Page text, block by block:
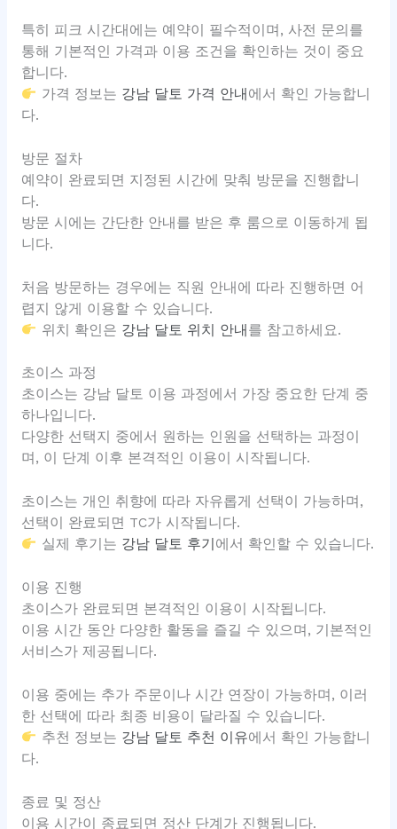
특히 피크 시간대에는 예약이 필수적이며, 사전 문의를
통해 기본적인 가격과 이용 조건을 확인하는 것이 중요
합니다.
가격 정보는 강남 달토 가격 안내 에서 확인 가능합니
다.
방문 절차
예약이 완료되면 지정된 시간에 맞춰 방문을 진행합니
다.
방문 시에는 간단한 안내를 받은 후 룸으로 이동하게 됩
니다.
처음 방문하는 경우에는 직원 안내에 따라 진행하면 어
렵지 않게 이용할 수 있습니다.
위치 확인은 강남 달토 위치 안내 를 참고하세요.
초이스 과정
초이스는 강남 달토 이용 과정에서 가장 중요한 단계 중
하나입니다.
다양한 선택지 중에서 원하는 인원을 선택하는 과정이
며, 이 단계 이후 본격적인 이용이 시작됩니다.
초이스는 개인 취향에 따라 자유롭게 선택이 가능하며,
선택이 완료되면 TC가 시작됩니다.
실제 후기는 강남 달토 후기 에서 확인할 수 있습니다.
이용 진행
초이스가 완료되면 본격적인 이용이 시작됩니다.
이용 시간 동안 다양한 활동을 즐길 수 있으며, 기본적인
서비스가 제공됩니다.
이용 중에는 추가 주문이나 시간 연장이 가능하며, 이러
한 선택에 따라 최종 비용이 달라질 수 있습니다.
추천 정보는 강남 달토 추천 이유에서 확인 가능합니
다.
종료 및 정산
이용 시간이 종료되면 정산 단계가 진행됩니다.